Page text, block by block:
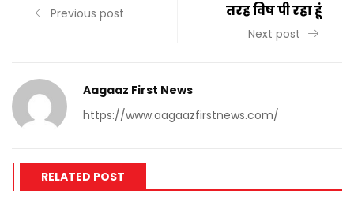
Previous post
तरह विष पी रहा हूं
Next post
Aagaaz First News
https://www.aagaazfirstnews.com/
RELATED POST